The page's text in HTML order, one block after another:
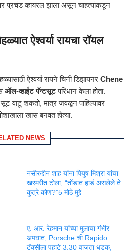
प्रचंड व्हायरल झाला असून चाहत्यांकडून
ऐश्वर्या रायचा रॉयल
ऐश्वर्या रायने चिनी डिझायनर Chene
ऑल-व्हाईट पॅन्टसूटपरिधान केला होता.
वाटू शकतो, मात्र जवळून पाहिल्यावर
खास बनवत होत्या.
NEWS
नसीरुद्दीन शाह यांना पियुष मिश्रा यांचा
खरमरीत टोला; “तोंडात हाडं असलेले ते
कुत्रे कोण?”5 मोठे मुद्दे
ए. आर. रेहमान यांच्या मुलाचा गंभीर
अपघात; Porsche ची Rapido
टॅक्सीला पहाटे 3.30 वाजता धडक,